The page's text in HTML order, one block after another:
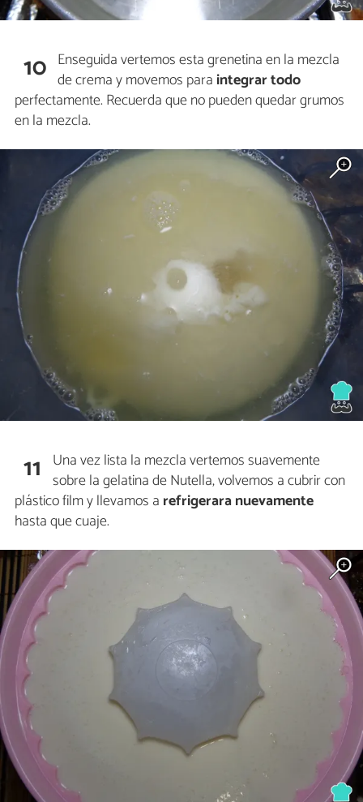
10 Enseguida vertemos esta grenetina en la mezcla
de crema y movemos para integrar todo
perfectamente. Recuerda que no pueden quedar grumos
en la mezcla.
11 Una vez lista la mezcla vertemos suavemente
sobre la gelatina de Nutella, volvemos a cubrir con
plástico film y llevamos a refrigerara nuevamente
hasta que cuaje.